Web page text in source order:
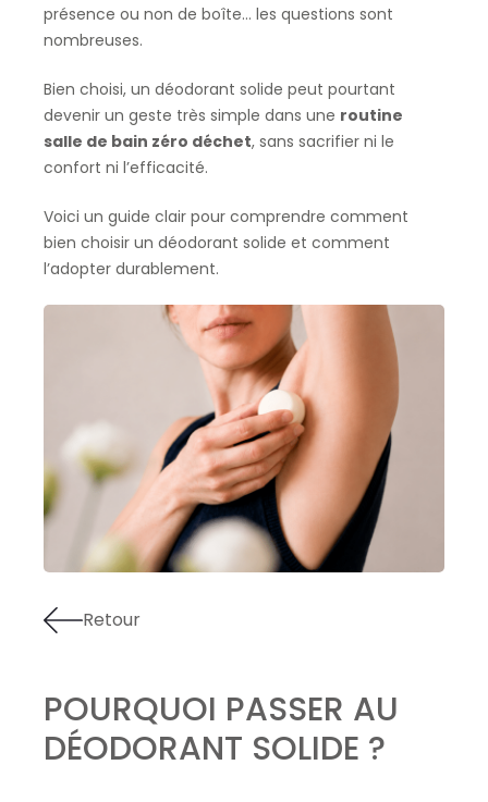
présence ou non de boîte… les questions sont
nombreuses.
Bien choisi, un déodorant solide peut pourtant
devenir un geste très simple dans une routine
salle de bain zéro déchet, sans sacrifier ni le
confort ni l’efficacité.
Voici un guide clair pour comprendre comment
bien choisir un déodorant solide et comment
l’adopter durablement.
Retour
POURQUOI PASSER AU
DÉODORANT SOLIDE ?